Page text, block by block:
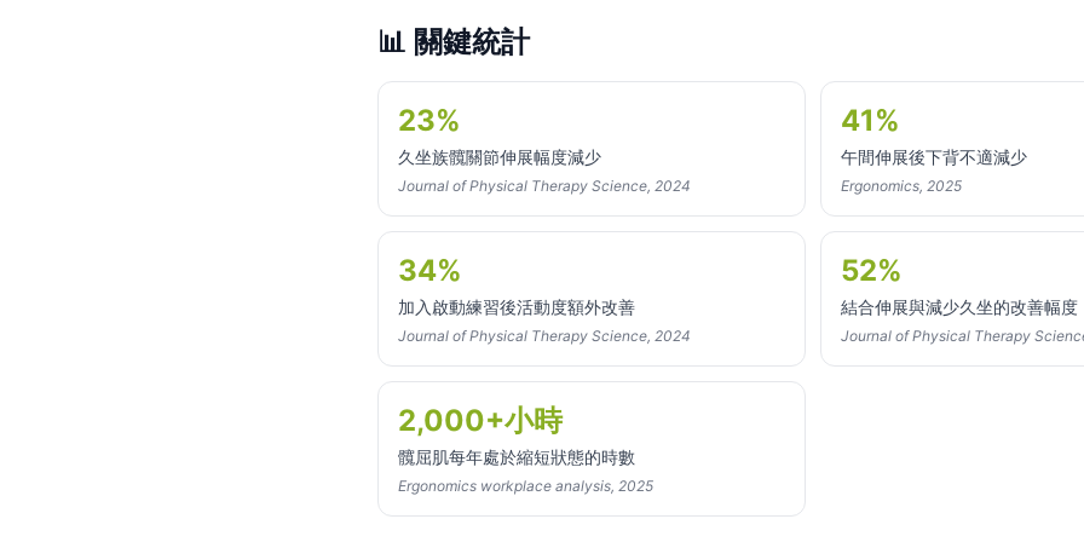
📊 關鍵統計
23%
久坐族髖關節伸展幅度減少
Journal of Physical Therapy Science, 2024
41%
午間伸展後下背不適減少
Ergonomics, 2025
34%
加入啟動練習後活動度額外改善
Journal of Physical Therapy Science, 2024
52%
結合伸展與減少久坐的改善幅度
Journal of Physical Therapy
2,000+小時
髖屈肌每年處於縮短狀態的時數
Ergonomics workplace analysis, 2025